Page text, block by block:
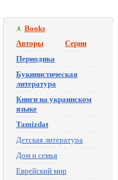
Books
Авторы
Серии
Периодика
Букинистическая
литература
Книги на украинском
языке
Tamizdat
Детская литература
Дом и семья
Еврейский мир